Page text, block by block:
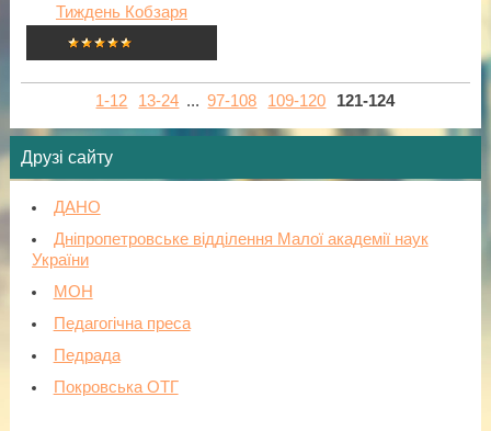
Тиждень Кобзаря
1-12 13-24 ... 97-108 109-120 121-124
Друзі сайту
ДАНО
Дніпропетровське відділення Малої академії наук
України
МОН
Педагогічна преса
Педрада
Покровська ОТГ